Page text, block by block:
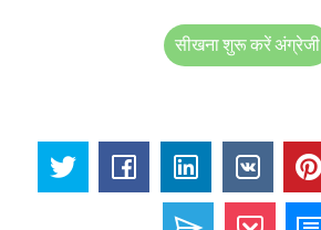
सीखना शुरू करें अंग्रेजी